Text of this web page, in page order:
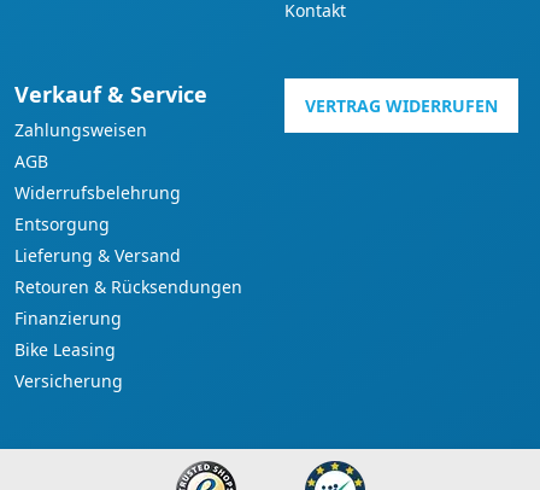
Kontakt
Verkauf & Service
Zahlungsweisen
AGB
Widerrufsbelehrung
Entsorgung
Lieferung & Versand
Retouren & Rücksendungen
Finanzierung
Bike Leasing
Versicherung
VERTRAG WIDERRUFEN